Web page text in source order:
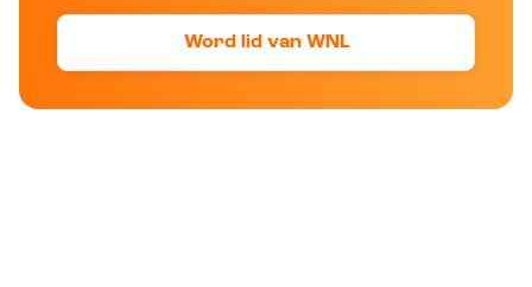
Word lid van WNL